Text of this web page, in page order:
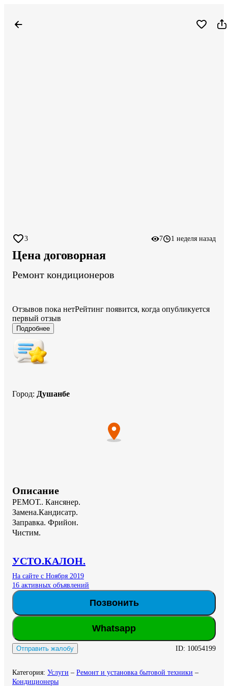
3 7 1 неделя назад
Цена договорная
Ремонт кондиционеров
Отзывов пока нетРейтинг появится, когда опубликуется
первый отзыв
Подробнее
Город: Душанбе
Описание
РЕМОТ.. Кансянер.
Замена.Кандисатр.
Заправка. Фрийон.
Чистим.
УСТО.КАЛОН.
На сайте с Ноября 2019
16 активных объявлений
Позвонить
Whatsapp
Отправить жалобу ID: 10054199
Категория: Услуги – Ремонт и установка бытовой техники –
Кондиционеры